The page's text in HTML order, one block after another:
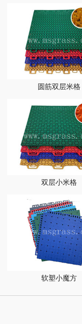
圆筋双层米格
双层小米格
软塑小魔方